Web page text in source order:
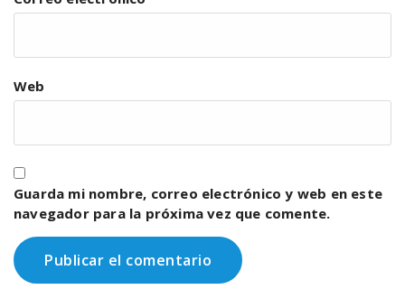
Web
Guarda mi nombre, correo electrónico y web en este
navegador para la próxima vez que comente.